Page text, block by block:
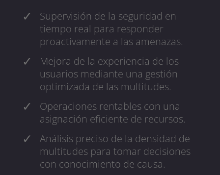
Supervisión de la seguridad en
tiempo real para responder
proactivamente a las amenazas.
Mejora de la experiencia de los
usuarios mediante una gestión
optimizada de las multitudes.
Operaciones rentables con una
asignación eficiente de recursos.
Análisis preciso de la densidad de
multitudes para tomar decisiones
con conocimiento de causa.